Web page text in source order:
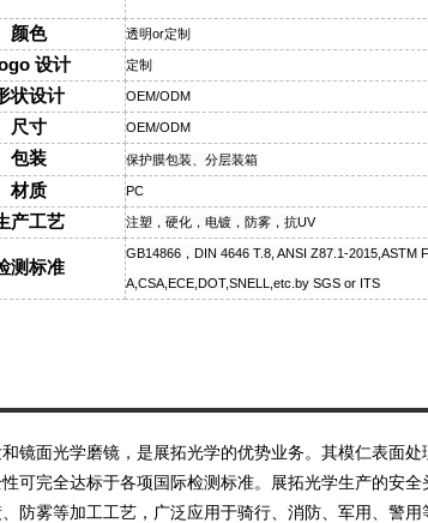
颜色 透明or定制
设计 定制
状设计 OEM/ODM
尺寸 OEM/ODM
包装 保护膜包装、分层装箱
材质 PC
产工艺 注塑，硬化，电镀，防雾，抗UV
测标准
GB14866，DIN 4646 T.8, ANSI Z87.1-2015,ASTM
A,CSA,ECE,DOT,SNELL,etc.by SGS or ITS
镜面光学磨镜，是展拓光学的优势业务。其模仁表面
可完全达标于各项国际检测标准。展拓光学生产的安
防雾等加工工艺，广泛应用于骑行、消防、军用、警